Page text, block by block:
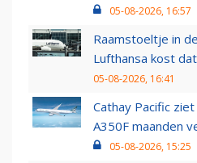
05-08-2026, 16:57
Raamstoeltje in
Lufthansa kost
05-08-2026, 16:41
Cathay Pacific
A350F maanden
05-08-2026, 15:25